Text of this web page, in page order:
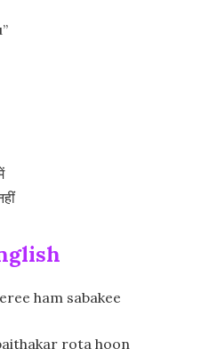
ham sabakee
rota hoon